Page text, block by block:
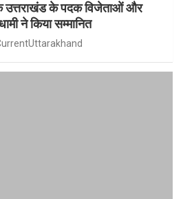
उत्तराखंड के पदक विजेताओं और
ने किया सम्मानित